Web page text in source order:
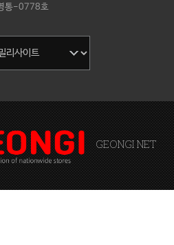
통-0778호
GEONGI NET